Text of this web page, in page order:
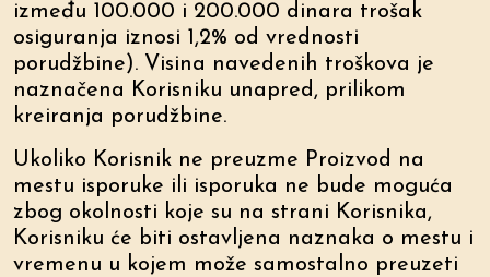
između 100.000 i 200.000 dinara trošak
osiguranja iznosi 1,2% od vrednosti
porudžbine). Visina navedenih troškova je
naznačena Korisniku unapred, prilikom
kreiranja porudžbine.
Ukoliko Korisnik ne preuzme Proizvod na
mestu isporuke ili isporuka ne bude moguća
zbog okolnosti koje su na strani Korisnika,
Korisniku će biti ostavljena naznaka o mestu i
vremenu u kojem može samostalno preuzeti